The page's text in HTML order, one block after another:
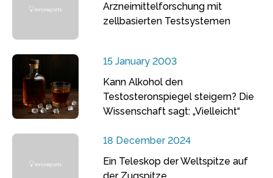
Arzneimittelforschung mit
zellbasierten Testsystemen
15 January 2003
Kann Alkohol den
Testosteronspiegel steigern? Die
Wissenschaft sagt: „Vielleicht“
18 December 2024
Ein Teleskop der Weltspitze auf